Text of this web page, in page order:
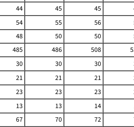
44 45 45
54 55 56
48 50 50
485 486 508
30 30 30
21 21 21
23 23 23
13 13 14
67 70 72